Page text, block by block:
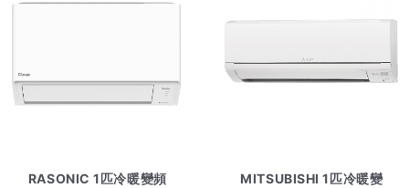
RASONIC 1匹冷暖變頻
MITSUBISHI 1匹冷暖變